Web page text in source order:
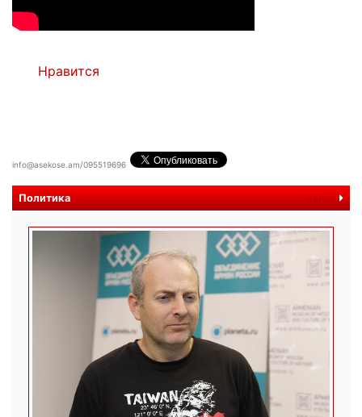
Нравится
info@asekose.am/095519696
Политика далее